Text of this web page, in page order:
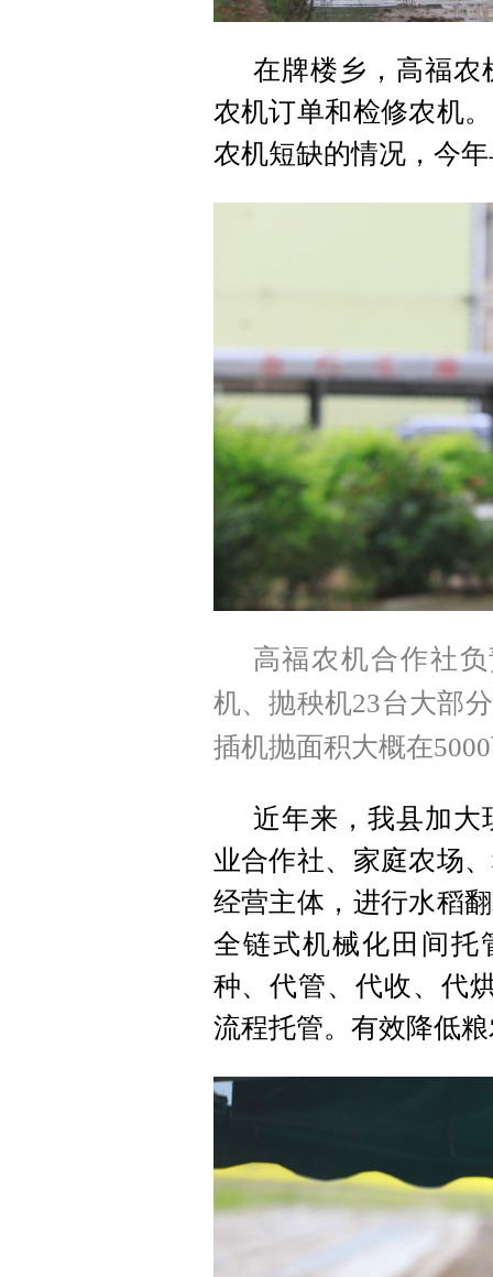
在牌楼乡，高福农
农机订单和检修农机
农机短缺的情况，今
高福农机合作社
机、抛秧机23台大部
插机抛面积大概在
近年来，我县加大
业合作社、家庭农场
经营主体，进行水稻
全链式机械化田间托
种、代管、代收、代
流程托管。有效降低